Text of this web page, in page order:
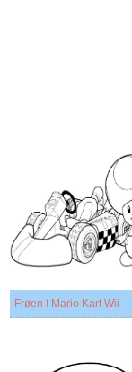
Frøen I Mario Kart Wii